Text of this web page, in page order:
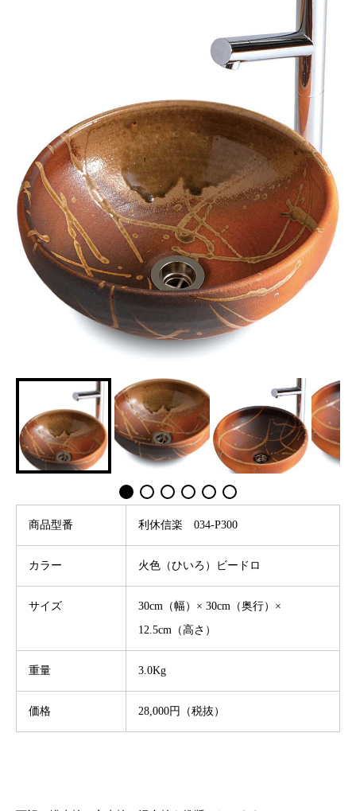
商品型番 利休信楽 034-P300
カラー 火色（ひいろ）ビードロ
サイズ
30cm（幅）× 30cm（奥行）×
12.5cm（高さ）
重量 3.0Kg
価格 28,000円（税抜）